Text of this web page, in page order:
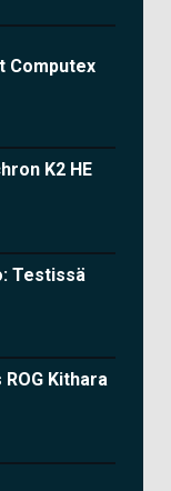
Computex
K2 HE
Testissä
Kithara